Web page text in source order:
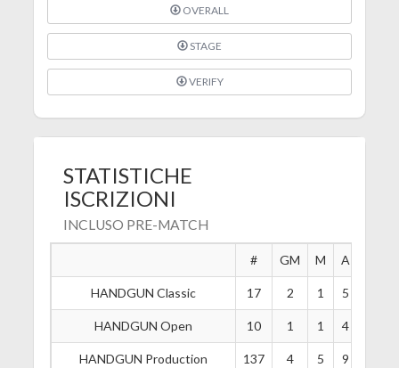
OVERALL
STAGE
VERIFY
STATISTICHE
ISCRIZIONI
INCLUSO PRE-MATCH
# GM M A
HANDGUN Classic 17 2 1 5
HANDGUN Open 10 1 1 4
HANDGUN Production 137 4 5 9